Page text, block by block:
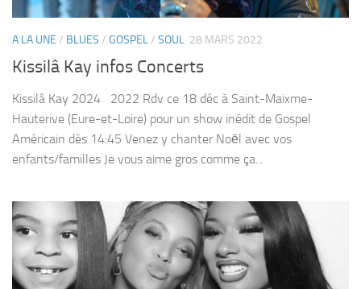
A LA UNE / BLUES / GOSPEL/ SOUL 28 MARS 2022
Kissilâ Kay infos Concerts
Kissilâ Kay 2024 2022 Rdv ce 18 déc à Saint-Maixme-
Hauterive (Eure-et-Loire) pour un show inédit de Gospel
Américain dès 14:45 Venez y chanter Noēl avec vos
enfants/familles Je vous aime gros comme ça...